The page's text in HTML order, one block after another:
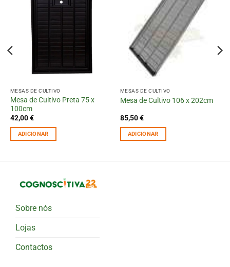
MESAS DE CULTIVO
Mesa de Cultivo Preta 75 x
100cm
42,00€
ADICIONAR
MESAS DE CULTIVO
Mesa de Cultivo 106 x 202cm
85,50€
ADICIONAR
Sobre nós
Lojas
Contactos